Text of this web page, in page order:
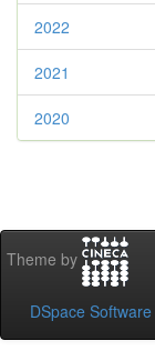
2022
2021
2020
Theme by
DSpace Software